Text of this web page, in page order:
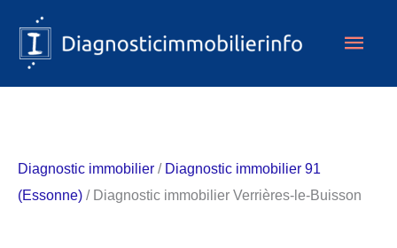
contenu
Diagnostic immobilier / Diagnostic immobilier 91
(Essonne) / Diagnostic immobilier Verrières-le-Buisson